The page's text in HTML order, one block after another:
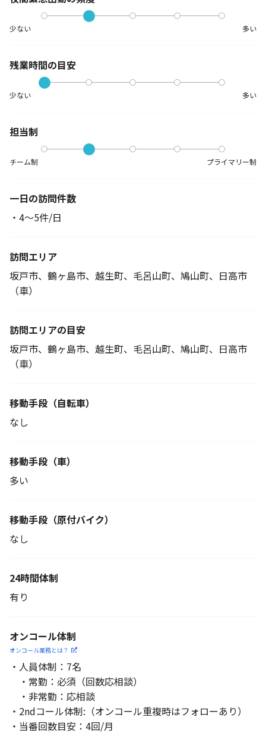
少ない 多い
残業時間の目安
少ない 多い
担当制
チーム制 プライマリー制
一日の訪問件数
・4～5件/日
訪問エリア
坂戸市、鶴ヶ島市、越生町、毛呂山町、鳩山町、日高市
（車）
訪問エリアの目安
坂戸市、鶴ヶ島市、越生町、毛呂山町、鳩山町、日高市
（車）
移動手段 （自転車）
なし
移動手段（車）
多い
移動手段 （原付バイク）
なし
24時間体制
有り
オンコール体制
オンコール業務とは？
・人員体制：7名
・常勤：必須（回数応相談）
・非常勤：応相談
・2ndコール体制:（オンコール重複時はフォローあり）
・当番回数目安：4回/月